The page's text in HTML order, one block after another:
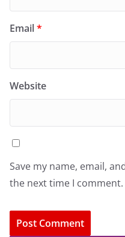
Email*
Website
Save my name, email,
the next time I comment.